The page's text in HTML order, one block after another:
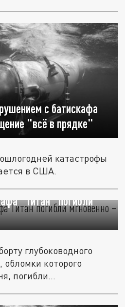
с батискафа
"всё в прядке"
катастрофы
в США.
"Титан" погибли
глубоководного
которого
погибли...